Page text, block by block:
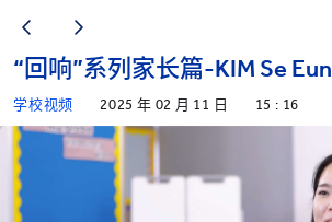
“回响”系列家长篇-KIM Se Eun
学校视频 2025 年 02 月 11 日 15 : 16